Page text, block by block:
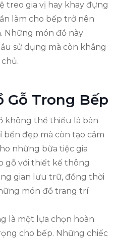
treo gia vị hay khay đựng
làm cho bếp trở nên
Những món đồ này
sử dụng mà còn khẳng
Gỗ Trong Bếp
không thể thiếu là bàn
đẹp mà còn tạo cảm
những bữa tiệc gia
gỗ với thiết kế thông
gian lưu trữ, đồng thời
món đồ trang trí
là một lựa chọn hoàn
cho bếp. Những chiếc